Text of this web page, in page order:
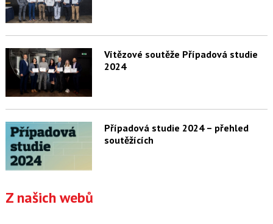
Vítězové soutěže Případová studie
2024
Případová studie 2024 – přehled
soutěžících
Z našich webů